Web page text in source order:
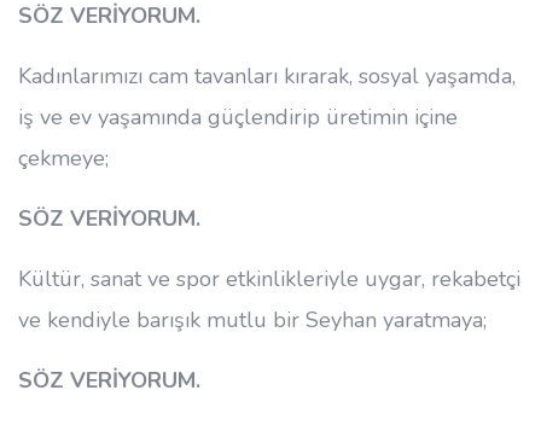
SÖZ VERİYORUM.
Kadınlarımızı cam tavanları kırarak, sosyal yaşamda,
iş ve ev yaşamında güçlendirip üretimin içine
çekmeye;
SÖZ VERİYORUM.
Kültür, sanat ve spor etkinlikleriyle uygar, rekabetçi
ve kendiyle barışık mutlu bir Seyhan yaratmaya;
SÖZ VERİYORUM.